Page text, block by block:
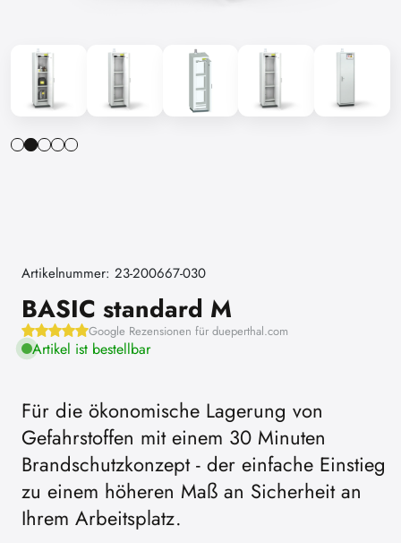
Artikelnummer: 23-200667-030
BASIC standard M
Google Rezensionen für dueperthal.com
Artikel ist bestellbar
Für die ökonomische Lagerung von
Gefahrstoffen mit einem 30 Minuten
Brandschutzkonzept - der einfache Einstieg
zu einem höheren Maß an Sicherheit an
Ihrem Arbeitsplatz.